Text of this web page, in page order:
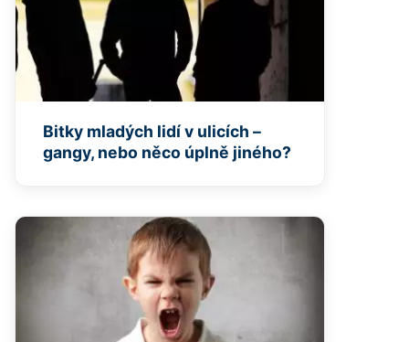
Bitky mladých lidí v ulicích –
gangy, nebo něco úplně jiného?